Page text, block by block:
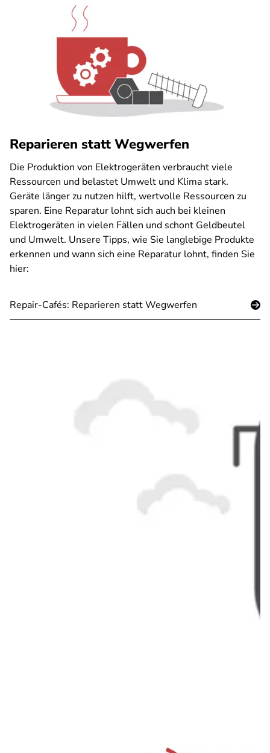
Reparieren statt Wegwerfen
Die Produktion von Elektrogeräten verbraucht viele
Ressourcen und belastet Umwelt und Klima stark.
Geräte länger zu nutzen hilft, wertvolle Ressourcen zu
sparen. Eine Reparatur lohnt sich auch bei kleinen
Elektrogeräten in vielen Fällen und schont Geldbeutel
und Umwelt. Unsere Tipps, wie Sie langlebige Produkte
erkennen und wann sich eine Reparatur lohnt, finden Sie
hier:
Repair-Cafés: Reparieren statt Wegwerfen